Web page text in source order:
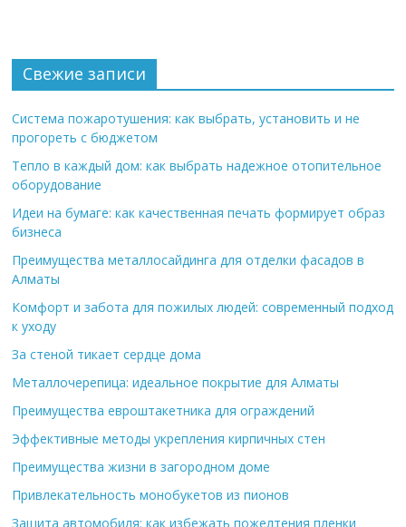
Свежие записи
Система пожаротушения: как выбрать, установить и не
прогореть с бюджетом
Тепло в каждый дом: как выбрать надежное отопительное
оборудование
Идеи на бумаге: как качественная печать формирует образ
бизнеса
Преимущества металлосайдинга для отделки фасадов в
Алматы
Комфорт и забота для пожилых людей: современный подход
к уходу
За стеной тикает сердце дома
Металлочерепица: идеальное покрытие для Алматы
Преимущества евроштакетника для ограждений
Эффективные методы укрепления кирпичных стен
Преимущества жизни в загородном доме
Привлекательность монобукетов из пионов
Защита автомобиля: как избежать пожелтения пленки